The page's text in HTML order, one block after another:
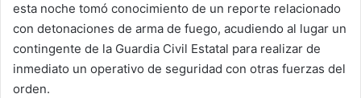
esta noche tomó conocimiento de un reporte relacionado
con detonaciones de arma de fuego, acudiendo al lugar un
contingente de la Guardia Civil Estatal para realizar de
inmediato un operativo de seguridad con otras fuerzas del
orden.